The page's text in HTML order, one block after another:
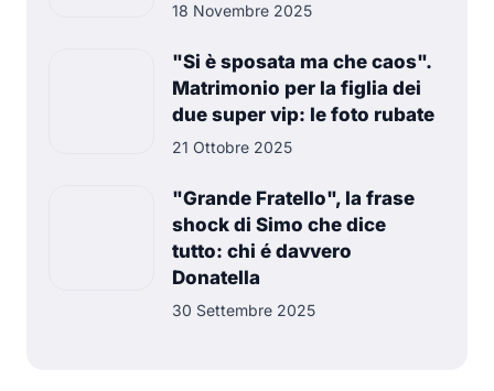
18 Novembre 2025
"Si è sposata ma che caos".
Matrimonio per la figlia dei
due super vip: le foto rubate
21 Ottobre 2025
"Grande Fratello", la frase
shock di Simo che dice
tutto: chi é davvero
Donatella
30 Settembre 2025